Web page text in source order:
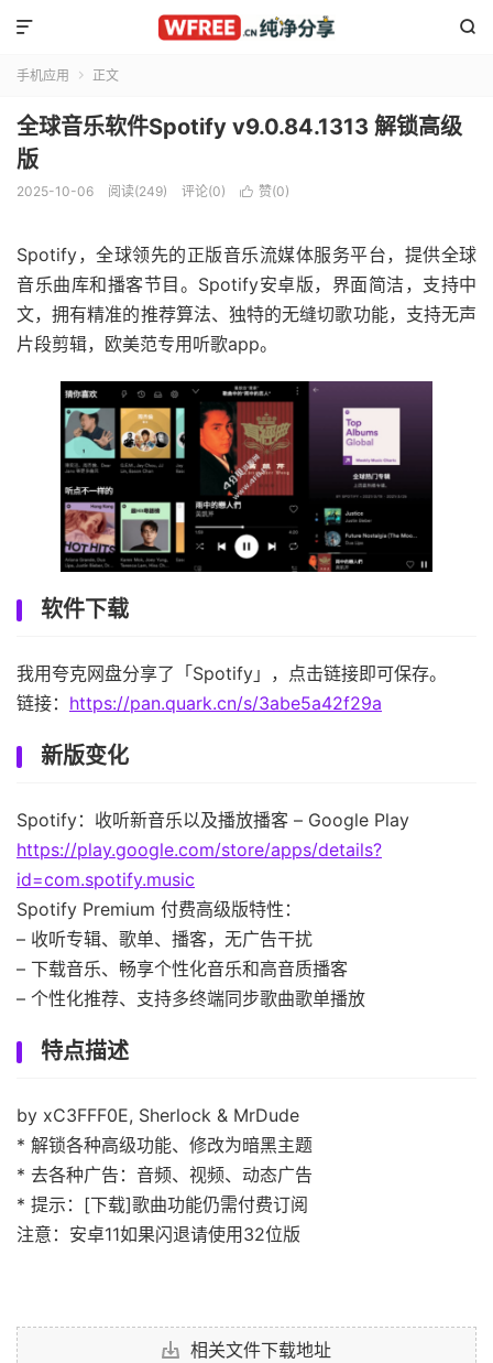


手机应用  正文
全球音乐软件Spotify v9.0.84.1313 解锁高级
版
2025-10-06 阅读(249) 评论(0)  赞(0)
Spotify，全球领先的正版音乐流媒体服务平台，提供全球
音乐曲库和播客节目。Spotify安卓版，界面简洁，支持中
文，拥有精准的推荐算法、独特的无缝切歌功能，支持无声
片段剪辑，欧美范专用听歌app。
软件下载
我用夸克网盘分享了「Spotify」，点击链接即可保存。
链接： https://pan.quark.cn/s/3abe5a42f29a
新版变化
Spotify：收听新音乐以及播放播客 – Google Play
https://play.google.com/store/apps/details?
id=com.spotify.music
Spotify Premium 付费高级版特性：
– 收听专辑、歌单、播客，无广告干扰
– 下载音乐、畅享个性化音乐和高音质播客
– 个性化推荐、支持多终端同步歌曲歌单播放
特点描述
by xC3FFF0E, Sherlock & MrDude
* 解锁各种高级功能、修改为暗黑主题
* 去各种广告：音频、视频、动态广告
* 提示：[下载]歌曲功能仍需付费订阅
注意：安卓11如果闪退请使用32位版
相关文件下载地址